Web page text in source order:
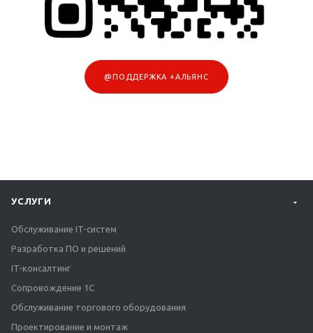
@ПОДДЕРЖКА +АЛЬЯНС
УСЛУГИ
Обслуживание IT-систем
Разработка ПО и решений
IT-консалтинг
Сопровождение 1С
Обслуживание торгового оборудования
Проектирование и монтаж